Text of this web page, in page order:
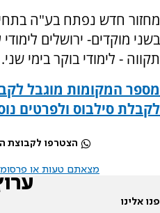
מחזור חדש נפתח בע"ה
בשני מוקדים- ירושלים
תקווה - לימודי בוקר בימי שני.
מספר המקומות מוגבל
לקבלת סילבוס ולפרטים
הצטרפו לקבוצת
מצאתם טעות או
פנו אלינו